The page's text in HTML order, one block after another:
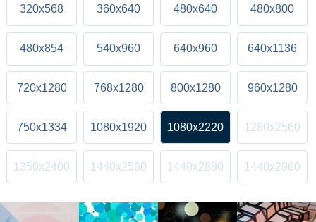
320x568 360x640 480x640 480x800
480x854 540x960 640x960 640x1136
720x1280 768x1280 800x1280 960x1280
750x1334 1080x1920 1080x2220 1280x2560
1350x2400 1440x2560 1440x2880 1440x2960